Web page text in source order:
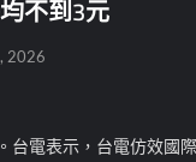
不到3元
2026
台電表示，台電仿效國